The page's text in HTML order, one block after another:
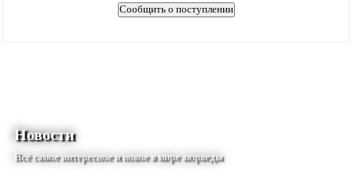
Новости
Всё самое интересное и новое в мире аюрведы